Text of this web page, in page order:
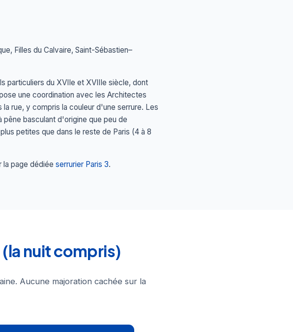
Filles du Calvaire, Saint-Sébastien–
particuliers du XVIIe et XVIIIe siècle, dont
une coordination avec les Architectes
rue, y compris la couleur d'une serrure. Les
basculant d'origine que peu de
petites que dans le reste de Paris (4 à 8
la page dédiée serrurier Paris 3.
nuit compris)
Aucune majoration cachée sur la